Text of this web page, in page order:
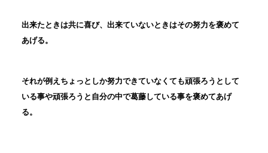
出来たときは共に喜び、出来ていないときはその努力を褒めて
あげる。
それが例えちょっとしか努力できていなくても頑張ろうとして
いる事や頑張ろうと自分の中で葛藤している事を褒めてあげ
る。